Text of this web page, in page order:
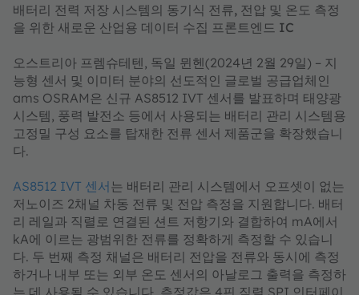
배터리 전력 저장 시스템의 동기식 전류, 전압 및 온도 측정
을 위한 새로운 산업용 데이터 수집 프론트엔드 IC
오스트리아 프렘슈테텐, 독일 뮌헨(2024년 2월 29일) – 지
능형 센서 및 이미터 분야의 선도적인 글로벌 공급업체인
ams OSRAM은 신규 AS8512 IVT 센서를 발표하며 태양광
시스템, 풍력 발전소 등에서 사용되는 배터리 관리 시스템용
고정밀 구성 요소를 탑재한 전류 센서 제품군을 확장했습니
다.
AS8512 IVT 센서는 배터리 관리 시스템에서 오프셋이 없는
저노이즈 2채널 차동 전류 및 전압 측정을 지원합니다. 배터
리 레일과 직렬로 연결된 션트 저항기와 결합하여 mA에서
kA에 이르는 광범위한 전류를 정확하게 측정할 수 있습니
다. 두 번째 측정 채널은 배터리 전압을 전류와 동시에 측정
하거나 내부 또는 외부 온도 센서의 아날로그 출력을 측정하
는 데 사용될 수 있습니다. 측정값은 4핀 직렬 SPI 인터페이